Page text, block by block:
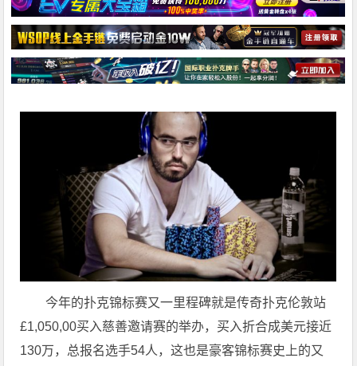
今年的扑克锦标赛又一里程碑就是传奇扑克伦敦站
£1,050,00买入慈善邀请赛的举办，买入折合成美元接近
130万，总报名选手54人，这也是豪客锦标赛史上的又